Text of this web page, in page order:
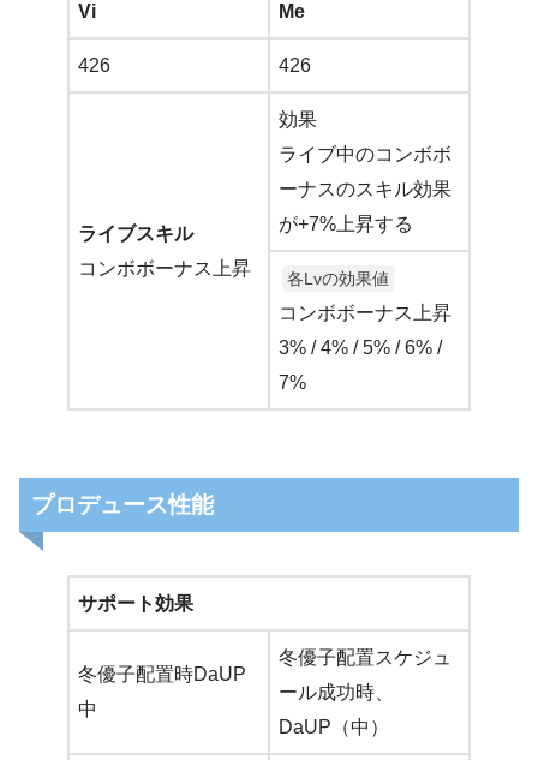
Vi Me
426 426
ライブスキル
コンボボーナス上昇
効果
ライブ中のコンボボ
ーナスのスキル効果
が+7%上昇する
各Lvの効果値
コンボボーナス上昇
3% / 4% / 5% / 6% /
7%
プロデュース性能
サポート効果
冬優子配置時DaUP
中
冬優子配置スケジュ
ール成功時、
DaUP（中）